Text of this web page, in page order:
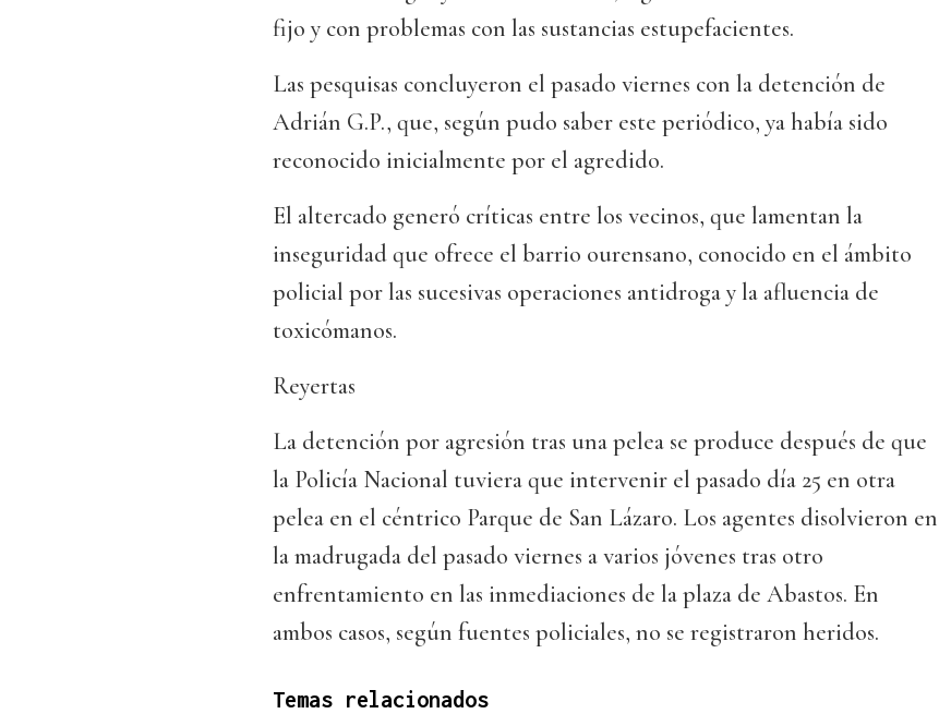
fijo y con problemas con las sustancias estupefacientes.
Las pesquisas concluyeron el pasado viernes con la detención de
Adrián G.P., que, según pudo saber este periódico, ya había sido
reconocido inicialmente por el agredido.
El altercado generó críticas entre los vecinos, que lamentan la
inseguridad que ofrece el barrio ourensano, conocido en el ámbito
policial por las sucesivas operaciones antidroga y la afluencia de
toxicómanos.
Reyertas
La detención por agresión tras una pelea se produce después de que
la Policía Nacional tuviera que intervenir el pasado día 25 en otra
pelea en el céntrico Parque de San Lázaro. Los agentes disolvieron en
la madrugada del pasado viernes a varios jóvenes tras otro
enfrentamiento en las inmediaciones de la plaza de Abastos. En
ambos casos, según fuentes policiales, no se registraron heridos.
Temas relacionados